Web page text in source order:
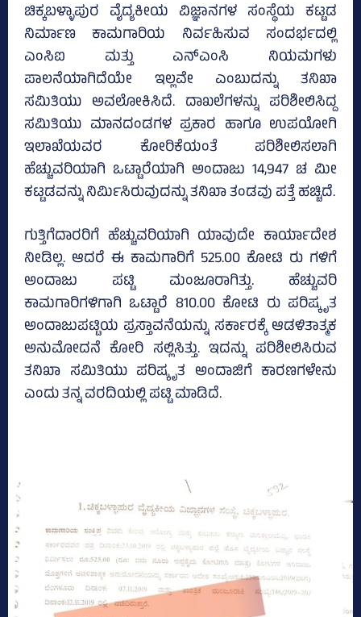
ಚಿಕ್ಕಬಳ್ಳಾಪುರ ವೈದ್ಯಕೀಯ ವಿಜ್ಞಾನಗಳ ಸಂಸ್ಥೆಯ ಕಟ್ಟಡ
ನಿರ್ಮಾಣ ಕಾಮಗಾರಿಯ ನಿರ್ವಹಿಸುವ ಸಂದರ್ಭದಲ್ಲಿ
ಎಂಸಿಐ ಮತ್ತು ಎನ್‌ಎಂಸಿ ನಿಯಮಗಳು
ಪಾಲನೆಯಾಗಿದೆಯೇ ಇಲ್ಲವೇ ಎಂಬುದನ್ನು ತನಿಖಾ
ಸಮಿತಿಯು ಅವಲೋಕಿಸಿದೆ. ದಾಖಲೆಗಳನ್ನು ಪರಿಶೀಲಿಸಿದ್ದ
ಸಮಿತಿಯು ಮಾನದಂಡಗಳ ಪ್ರಕಾರ ಹಾಗೂ ಉಪಯೋಗಿ
ಇಲಾಖೆಯವರ ಕೋರಿಕೆಯಂತೆ ಪರಿಶೀಲಿಸಲಾಗಿ
ಹೆಚ್ಚುವರಿಯಾಗಿ ಒಟ್ಟಾರೆಯಾಗಿ ಅಂದಾಜು 14,947 ಚ ಮೀ
ಕಟ್ಟಡವನ್ನು ನಿರ್ಮಿಸಿರುವುದನ್ನು ತನಿಖಾ ತಂಡವು ಪತ್ತೆ ಹಚ್ಚಿದೆ.
ಗುತ್ತಿಗೆದಾರರಿಗೆ ಹೆಚ್ಚುವರಿಯಾಗಿ ಯಾವುದೇ ಕಾರ್ಯಾದೇಶ
ನೀಡಿಲ್ಲ. ಆದರೆ ಈ ಕಾಮಗಾರಿಗೆ 525.00 ಕೋಟಿ ರು ಗಳಿಗೆ
ಅಂದಾಜು ಪಟ್ಟಿ ಮಂಜೂರಾಗಿತ್ತು. ಹೆಚ್ಚುವರಿ
ಕಾಮಗಾರಿಗಳಿಗಾಗಿ ಒಟ್ಟಾರೆ 810.00 ಕೋಟಿ ರು ಪರಿಷ್ಕೃತ
ಅಂದಾಜುಪಟ್ಟಿಯ ಪ್ರಸ್ತಾವನೆಯನ್ನು ಸರ್ಕಾರಕ್ಕೆ ಆಡಳಿತಾತ್ಮಕ
ಅನುಮೋದನೆ ಕೋರಿ ಸಲ್ಲಿಸಿತ್ತು. ಇದನ್ನು ಪರಿಶೀಲಿಸಿರುವ
ತನಿಖಾ ಸಮಿತಿಯು ಪರಿಷ್ಕೃತ ಅಂದಾಜಿಗೆ ಕಾರಣಗಳೇನು
ಎಂದು ತನ್ನ ವರದಿಯಲ್ಲಿ ಪಟ್ಟಿ ಮಾಡಿದೆ.